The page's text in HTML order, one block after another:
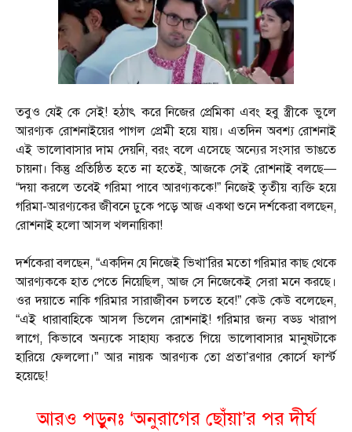
তবুও যেই কে সেই! হঠাৎ করে নিজের প্রেমিকা এবং হবু স্ত্রীকে ভুলে
আরণ্যক রোশনাইয়ের পাগল প্রেমী হয়ে যায়। এতদিন অবশ্য রোশনাই
এই ভালোবাসার দাম দেয়নি, বরং বলে এসেছে অন্যের সংসার ভাঙতে
চায়না। কিন্তু প্রতিষ্ঠিত হতে না হতেই, আজকে সেই রোশনাই বলছে—
“দয়া করলে তবেই গরিমা পাবে আরণ্যককে!” নিজেই তৃতীয় ব্যক্তি হয়ে
গরিমা-আরণ্যকের জীবনে ঢুকে পড়ে আজ একথা শুনে দর্শকেরা বলছেন,
রোশনাই হলো আসল খলনায়িকা!
দর্শকেরা বলছেন, “একদিন যে নিজেই ভিখা’রির মতো গরিমার কাছ থেকে
আরণ্যককে হাত পেতে নিয়েছিল, আজ সে নিজেকেই সেরা মনে করছে।
ওর দয়াতে নাকি গরিমার সারাজীবন চলতে হবে!” কেউ কেউ বলেছেন,
“এই ধারাবাহিকে আসল ভিলেন রোশনাই! গরিমার জন্য বড্ড খারাপ
লাগে, কিভাবে অন্যকে সাহায্য করতে গিয়ে ভালোবাসার মানুষটাকে
হারিয়ে ফেললো।” আর নায়ক আরণ্যক তো প্রতা’রণার কোর্সে ফার্স্ট
হয়েছে!
আরও পড়ুনঃ ‘অনুরাগের ছোঁয়া’র পর দীর্ঘ